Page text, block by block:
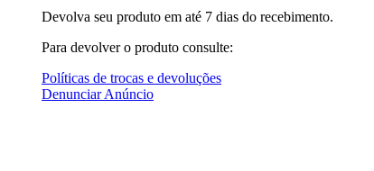
Devolva seu produto em até 7 dias do recebimento.
Para devolver o produto consulte:
Políticas de trocas e devoluções
Denunciar Anúncio